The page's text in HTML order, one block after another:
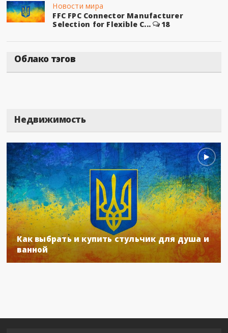
Новости мира
FFC FPC Connector Manufacturer
Selection for Flexible C...
18
Облако тэгов
Недвижимость
Как выбрать и купить стульчик для душа и
ванной